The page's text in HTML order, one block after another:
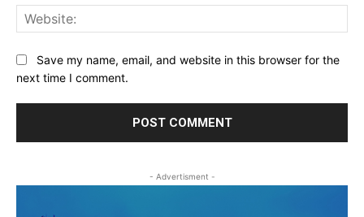
Save my name, email, and website in this browser for the
next time I comment.
- Advertisment -